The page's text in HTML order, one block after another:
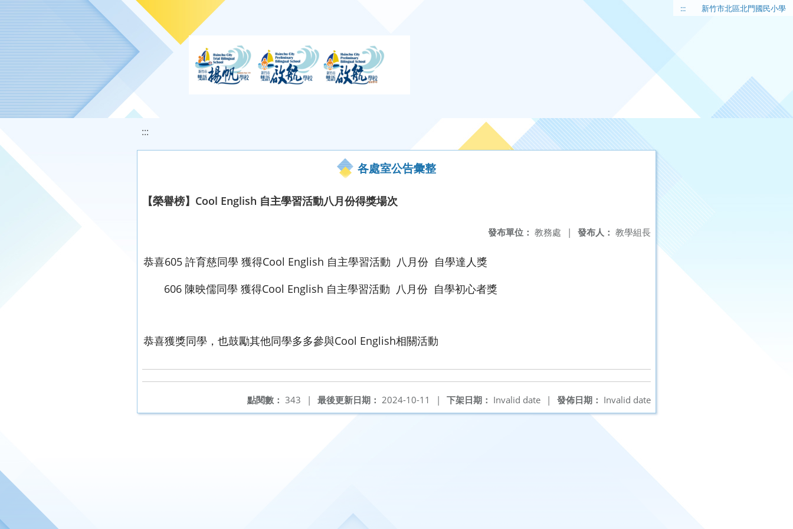
移至網頁之主要內容區位置 ::: 新竹市北區北門國民小學
:::
各處室公告彙整
【榮譽榜】Cool English 自主學習活動八月份得獎場次
發布人： 教學組長
發布單位： 教務處 |
恭喜605 許育慈同學 獲得Cool English 自主學習活動 八月份 自學達人獎
606 陳映儒同學 獲得Cool English 自主學習活動 八月份 自學初心者獎
恭喜獲獎同學，也鼓勵其他同學多多參與Cool English相關活動
發佈日期： Invalid date
下架日期： Invalid date |
最後更新日期： 2024-10-11 |
點閱數： 343 |